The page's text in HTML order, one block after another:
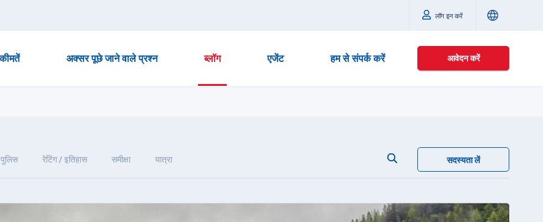
लॉग इन करें
कीमतें अक्सर पूछे जाने वाले प्रश्न ब्लॉग एजेंट हम से संपर्क करें आवेदन करें
पुलिस रेटिंग / इतिहास समीक्षा यात्रा सदस्यता लें